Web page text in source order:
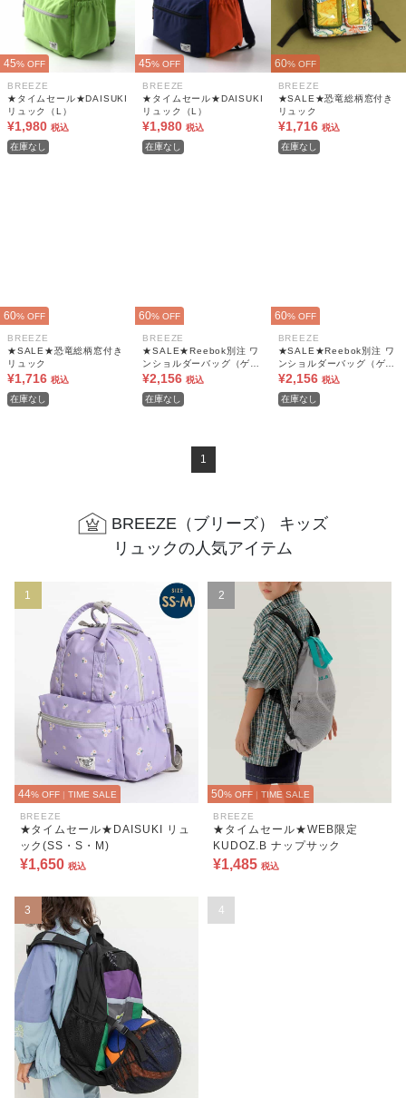
45% OFF
BREEZE
★タイムセール★DAISUKI
リュック（L）
¥1,980 税込
在庫なし
45% OFF
BREEZE
★タイムセール★DAISUKI
リュック（L）
¥1,980 税込
在庫なし
60% OFF
BREEZE
★SALE★恐竜総柄窓付き
リュック
¥1,716 税込
在庫なし
60% OFF
BREEZE
★SALE★恐竜総柄窓付き
リュック
¥1,716 税込
在庫なし
60% OFF
BREEZE
★SALE★Reebok別注 ワ
ンショルダーバッグ（ゲー
ムバンド付き）
¥2,156 税込
在庫なし
60% OFF
BREEZE
★SALE★Reebok別注 ワ
ンショルダーバッグ（ゲー
ムバンド付き）
¥2,156 税込
在庫なし
1
BREEZE（ブリーズ） キッズ
リュックの人気アイテム
1
44% OFF | TIME SALE
BREEZE
★タイムセール★DAISUKI リュ
ック(SS・S・M)
¥1,650 税込
2
50% OFF | TIME SALE
BREEZE
★タイムセール★WEB限定
KUDOZ.B ナップサック
¥1,485 税込
3 4